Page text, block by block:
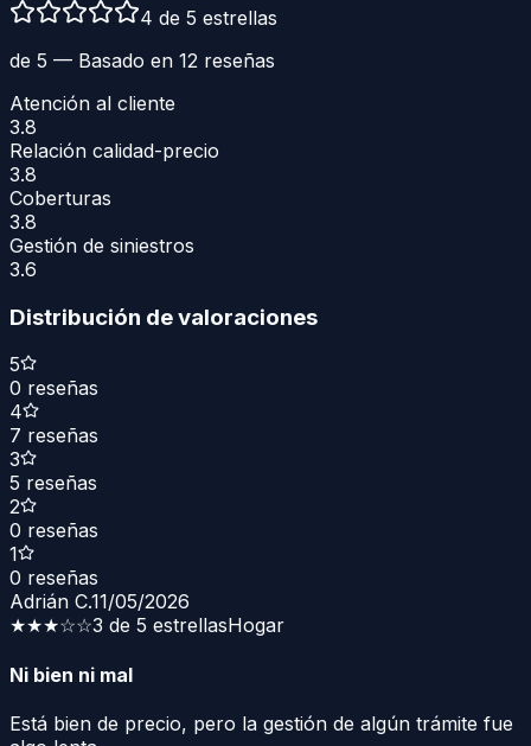
4 de 5 estrellas
de 5 — Basado en 12 reseñas
Atención al cliente
3.8
Relación calidad-precio
3.8
Coberturas
3.8
Gestión de siniestros
3.6
Distribución de valoraciones
5
0 reseñas
4
7 reseñas
3
5 reseñas
2
0 reseñas
1
0 reseñas
Adrián C.11/05/2026
★★★☆☆3 de 5 estrellasHogar
Ni bien ni mal
Está bien de precio, pero la gestión de algún trámite fue